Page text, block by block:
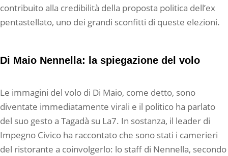
contribuito alla credibilità della proposta politica dell’ex
pentastellato, uno dei grandi sconfitti di queste elezioni.
Di Maio Nennella: la spiegazione del volo
Le immagini del volo di Di Maio, come detto, sono
diventate immediatamente virali e il politico ha parlato
del suo gesto a Tagadà su La7. In sostanza, il leader di
Impegno Civico ha raccontato che sono stati i camerieri
del ristorante a coinvolgerlo: lo staff di Nennella, secondo